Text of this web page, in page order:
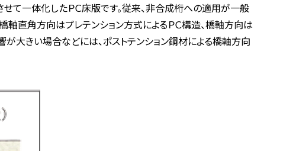
て一体化したＰＣ床版です。従来、非合成桁への適用が一般
軸直角方向はプレテンション方式によるＰＣ構造、橋軸方向は
大きい場合などには、ポストテンション鋼材による橋軸方向